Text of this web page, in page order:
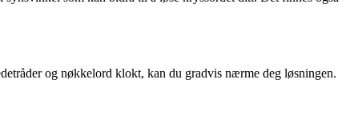
og nøkkelord klokt, kan du gradvis nærme deg løsningen.